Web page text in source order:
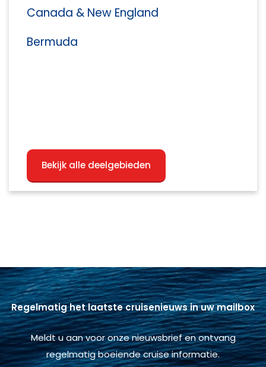
Canada & New England
Bermuda
Bekijk alle deelgebieden
Regelmatig het laatste cruisenieuws in uw mailbox
Meldt u aan voor onze nieuwsbrief en ontvang
regelmatig boeiende cruise informatie.